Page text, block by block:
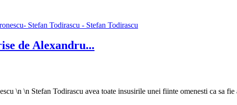
de Alexandru...
\n \n Stefan Todirascu avea toate insusirile unei fiinte omenesti ca sa